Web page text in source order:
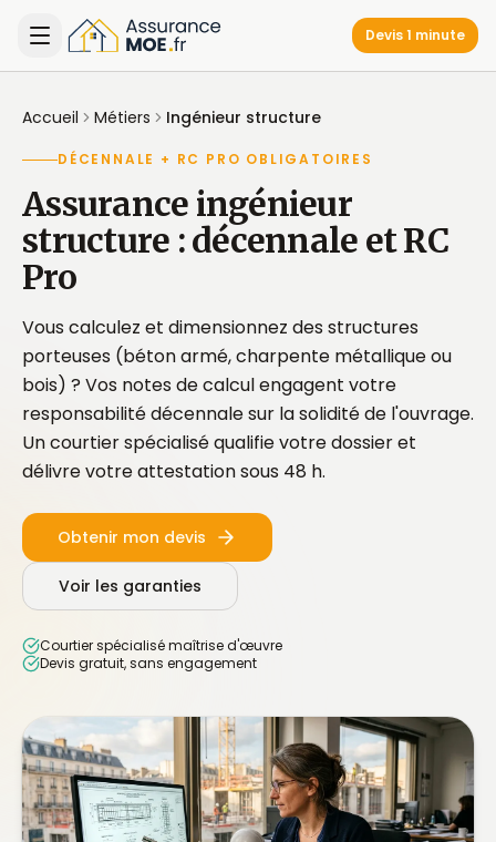
Devis 1 minute
Accueil Métiers Ingénieur structure
DÉCENNALE + RC PRO OBLIGATOIRES
Assurance ingénieur
structure : décennale et RC
Pro
Vous calculez et dimensionnez des structures
porteuses (béton armé, charpente métallique ou
bois) ? Vos notes de calcul engagent votre
responsabilité décennale sur la solidité de l'ouvrage.
Un courtier spécialisé qualifie votre dossier et
délivre votre attestation sous 48 h.
Obtenir mon devis
Voir les garanties
Courtier spécialisé maîtrise d'œuvre
Devis gratuit, sans engagement